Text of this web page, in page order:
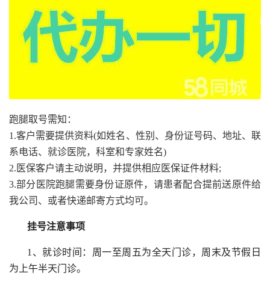
跑腿取号需知：
1.客户需要提供资料(如姓名、性别、身份证号码、地址、联
系电话、就诊医院，科室和专家姓名)
2.医保客户请主动说明，并提供相应医保证件材料;
3.部分医院跑腿需要身份证原件，请患者配合提前送原件给
我公司、或者快递邮寄方式均可。
挂号注意事项
1、就诊时间：周一至周五为全天门诊，周末及节假日
为上午半天门诊。